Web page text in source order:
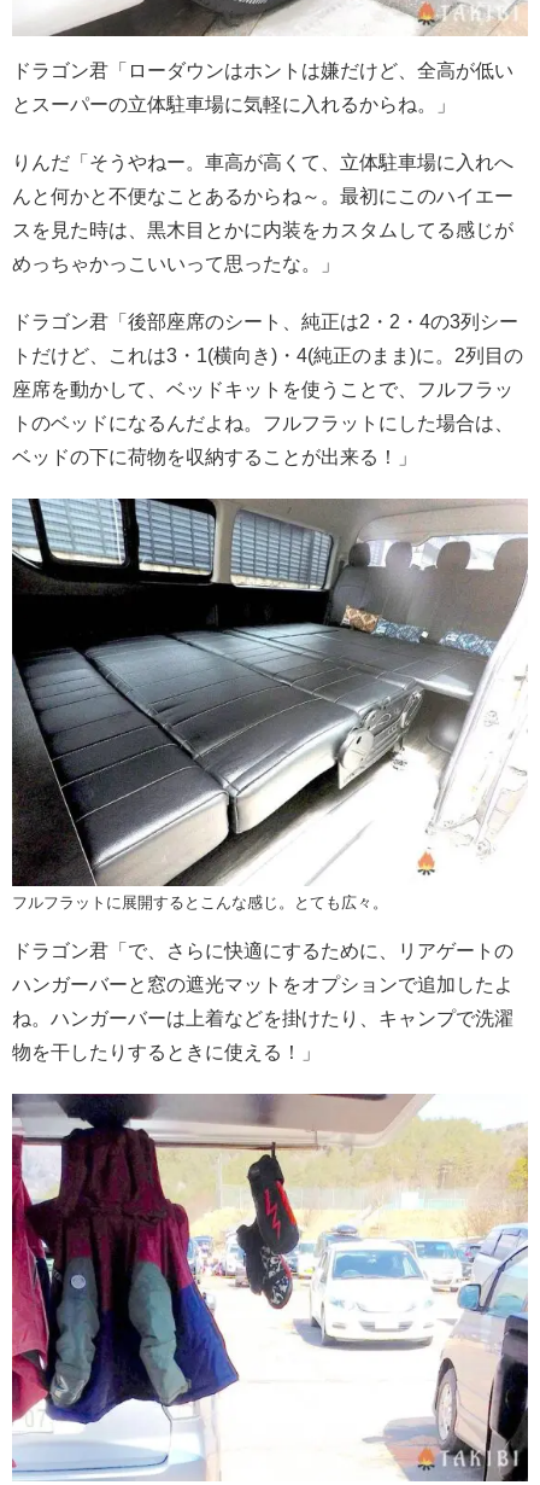
ドラゴン君「ローダウンはホントは嫌だけど、全高が低い
とスーパーの立体駐車場に気軽に入れるからね。」
りんだ「そうやねー。車高が高くて、立体駐車場に入れへ
んと何かと不便なことあるからね～。最初にこのハイエー
スを見た時は、黒木目とかに内装をカスタムしてる感じが
めっちゃかっこいいって思ったな。」
ドラゴン君「後部座席のシート、純正は2・2・4の3列シー
トだけど、これは3・1(横向き)・4(純正のまま)に。2列目の
座席を動かして、ベッドキットを使うことで、フルフラッ
トのベッドになるんだよね。フルフラットにした場合は、
ベッドの下に荷物を収納することが出来る！」
フルフラットに展開するとこんな感じ。とても広々。
ドラゴン君「で、さらに快適にするために、リアゲートの
ハンガーバーと窓の遮光マットをオプションで追加したよ
ね。ハンガーバーは上着などを掛けたり、キャンプで洗濯
物を干したりするときに使える！」